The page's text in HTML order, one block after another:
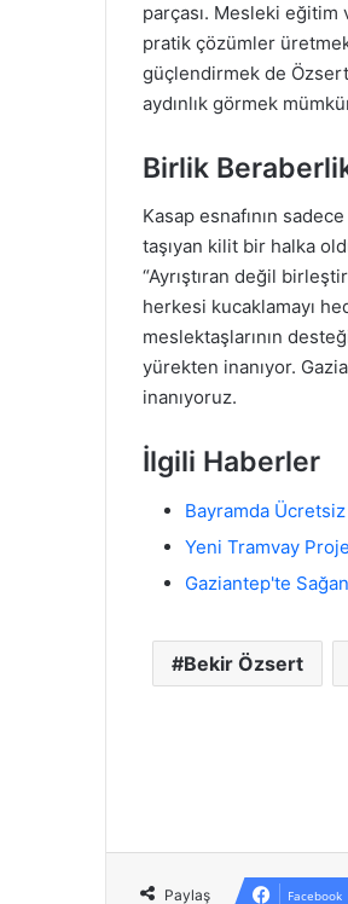
parçası. Mesleki eğitim
pratik çözümler
güçlendirmek de
aydınlık görmek
Birlik
Kasap esnafının
taşıyan kilit bir halka
“Ayrıştıran değil
herkesi kucaklamayı
meslektaşlarının
yürekten inanıyor.
inanıyoruz.
İlgili Haberler
Bayramda Ücretsiz
Yeni Tramvay
Gaziantep'te
Bekir Özsert
Paylaş Facebook